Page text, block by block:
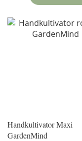
Handkultivator Maxi
GardenMind